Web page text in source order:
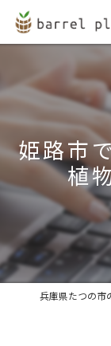
姫路市
植